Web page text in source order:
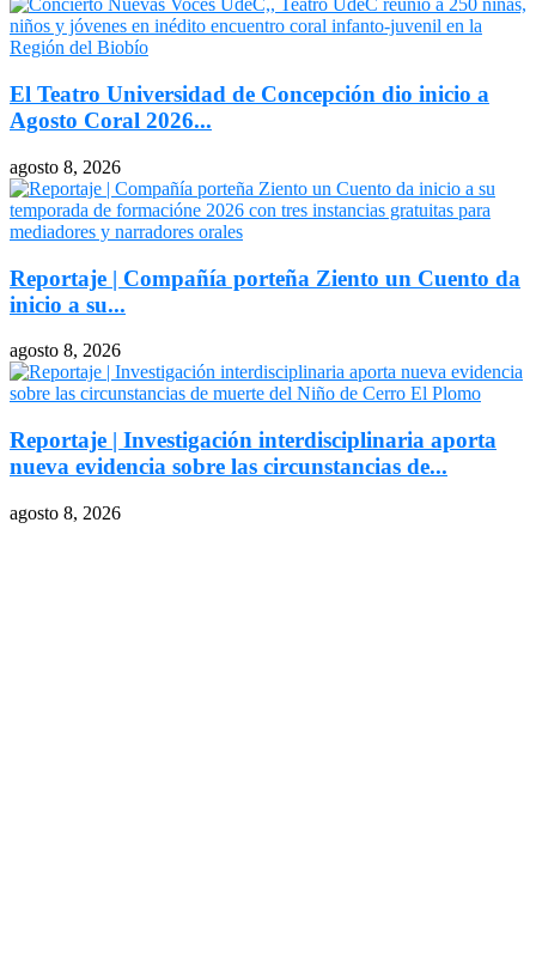
El Teatro Universidad de Concepción dio inicio a
Agosto Coral 2026...
agosto 8, 2026
Reportaje | Compañía porteña Ziento un Cuento da
inicio a su...
agosto 8, 2026
Reportaje | Investigación interdisciplinaria aporta
nueva evidencia sobre las circunstancias de...
agosto 8, 2026